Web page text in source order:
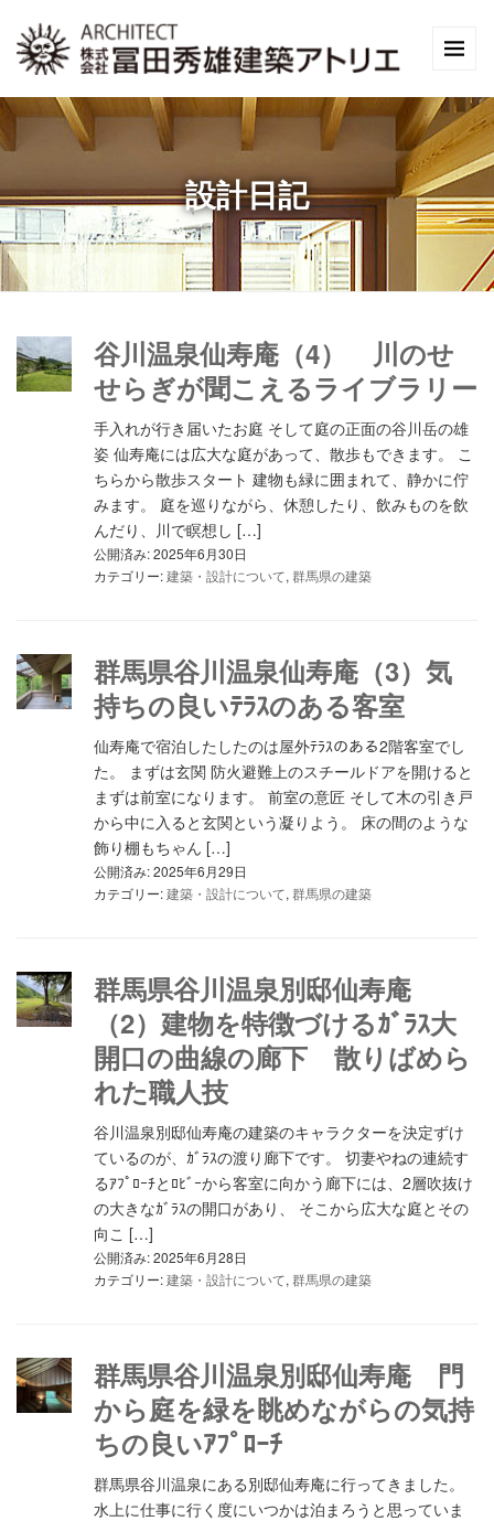
設計日記
谷川温泉仙寿庵（4） 川のせ
せらぎが聞こえるライブラリー
手入れが行き届いたお庭 そして庭の正面の谷川岳の雄
姿 仙寿庵には広大な庭があって、散歩もできます。 こ
ちらから散歩スタート 建物も緑に囲まれて、静かに佇
みます。 庭を巡りながら、休憩したり、飲みものを飲
んだり、川で瞑想し […]
公開済み: 2025年6月30日
カテゴリー:建築・設計について, 群馬県の建築
群馬県谷川温泉仙寿庵（3）気
持ちの良いﾃﾗｽのある客室
仙寿庵で宿泊したしたのは屋外ﾃﾗｽのある2階客室でし
た。 まずは玄関 防火避難上のスチールドアを開けると
まずは前室になります。 前室の意匠 そして木の引き戸
から中に入ると玄関という凝りよう。 床の間のような
飾り棚もちゃん […]
公開済み: 2025年6月29日
カテゴリー:建築・設計について, 群馬県の建築
群馬県谷川温泉別邸仙寿庵
（2）建物を特徴づけるｶﾞﾗｽ大
開口の曲線の廊下 散りばめら
れた職人技
谷川温泉別邸仙寿庵の建築のキャラクターを決定ずけ
ているのが、ｶﾞﾗｽの渡り廊下です。 切妻やねの連続す
るｱﾌﾟﾛｰﾁとﾛﾋﾞｰから客室に向かう廊下には、2層吹抜け
の大きなｶﾞﾗｽの開口があり、 そこから広大な庭とその
向こ […]
公開済み: 2025年6月28日
カテゴリー:建築・設計について, 群馬県の建築
群馬県谷川温泉別邸仙寿庵 門
から庭を緑を眺めながらの気持
ちの良いｱﾌﾟﾛｰﾁ
群馬県谷川温泉にある別邸仙寿庵に行ってきました。
水上に仕事に行く度にいつかは泊まろうと思っていま